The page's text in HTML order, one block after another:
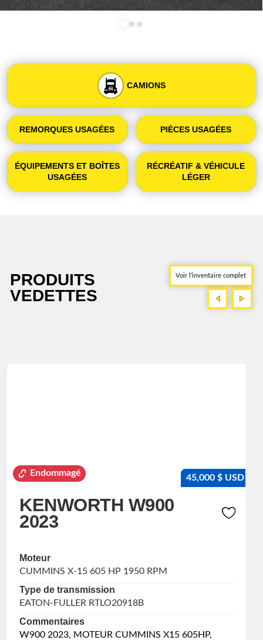
CAMIONS
REMORQUES USAGÉES PIÈCES USAGÉES
ÉQUIPEMENTS ET BOÎTES
USAGÉES
RÉCRÉATIF & VÉHICULE
LÉGER
PRODUITS
VEDETTES
Voir l’inventaire complet
Endommagé 45,000 $ USD
KENWORTH W900
2023
Moteur
CUMMINS X-15 605 HP 1950 RPM
Type de transmission
EATON-FULLER RTLO20918B
Commentaires
W900 2023, MOTEUR CUMMINS X15 605HP,